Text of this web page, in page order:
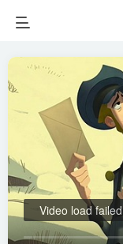
Video load failed